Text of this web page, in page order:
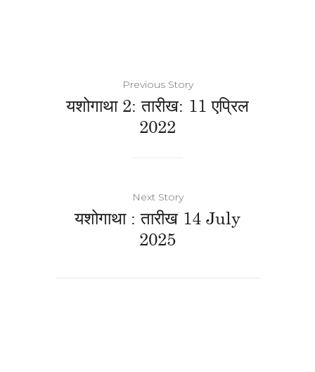
Previous Story
यशोगाथा 2: तारीख: 11 एप्रिल
2022
Next Story
यशोगाथा : तारीख 14 July
2025